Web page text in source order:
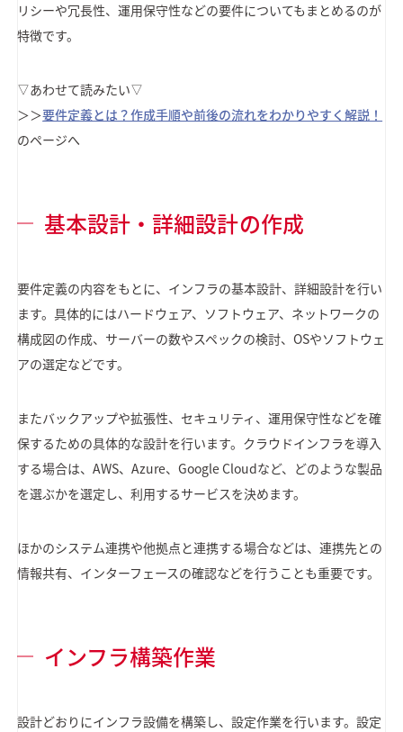
リシーや冗長性、運用保守性などの要件についてもまとめるのが
特徴です。
▽あわせて読みたい▽
＞＞要件定義とは？作成手順や前後の流れをわかりやすく解説！
のページへ
基本設計・詳細設計の作成
要件定義の内容をもとに、インフラの基本設計、詳細設計を行い
ます。具体的にはハードウェア、ソフトウェア、ネットワークの
構成図の作成、サーバーの数やスペックの検討、OSやソフトウェ
アの選定などです。
またバックアップや拡張性、セキュリティ、運用保守性などを確
保するための具体的な設計を行います。クラウドインフラを導入
する場合は、AWS、Azure、Google Cloudなど、どのような製品
を選ぶかを選定し、利用するサービスを決めます。
ほかのシステム連携や他拠点と連携する場合などは、連携先との
情報共有、インターフェースの確認などを行うことも重要です。
インフラ構築作業
設計どおりにインフラ設備を構築し、設定作業を行います。設定